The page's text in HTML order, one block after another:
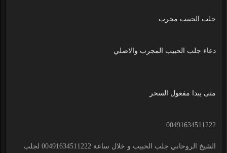
جلب الحبيب مجرب
دعاء جلب الحبيب المجرب والاصلي
متى يبدا مفعول السحر
00491634511222
الشيخ الروحاني جلب الحبيب و خلال ساعة 00491634511222 لجلب